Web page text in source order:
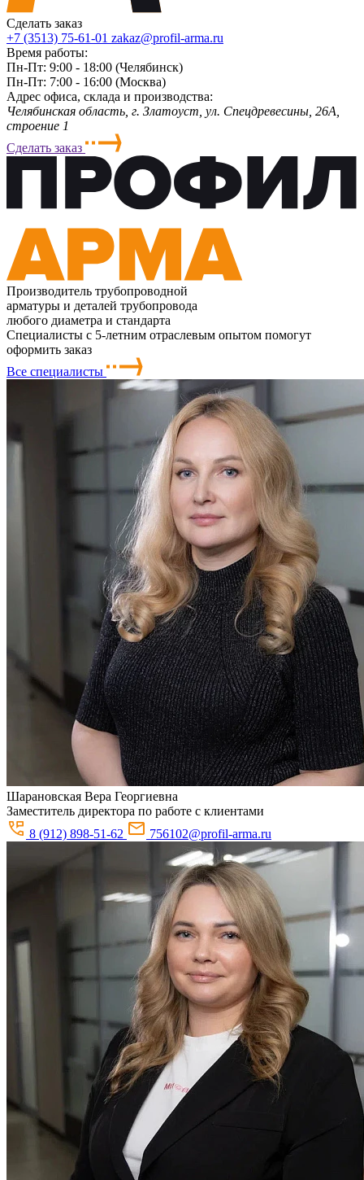
Сделать заказ
+7 (3513) 75-61-01 zakaz@profil-arma.ru
Время работы:
Пн-Пт: 9:00 - 18:00 (Челябинск)
Пн-Пт: 7:00 - 16:00 (Москва)
Адрес офиса, склада и производства:
Челябинская область, г. Злaтoycт, ул. Спецдревесины, 26А,
строение 1
Сделать заказ
Производитель трубопроводной
арматуры и деталей трубопровода
любого диаметра и стандарта
Специалисты с 5-летним отраслевым опытом помогут
оформить заказ
Все специалисты
Шарановская Вера Георгиевна
Заместитель директора по работе с клиентами
8 (912) 898-51-62
756102@profil-arma.ru